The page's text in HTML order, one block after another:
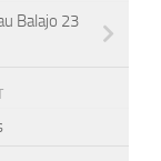
Balajo 23